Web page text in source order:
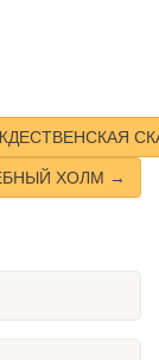
ХОЛМ →